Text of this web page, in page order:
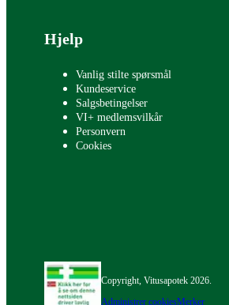
Bunntekst
Hjelp
Vanlig stilte spørsmål
Kundeservice
Salgsbetingelser
VI+ medlemsvilkår
Personvern
Cookies
Copyright, Vitusapotek 2026.
Administrer cookiesMerker